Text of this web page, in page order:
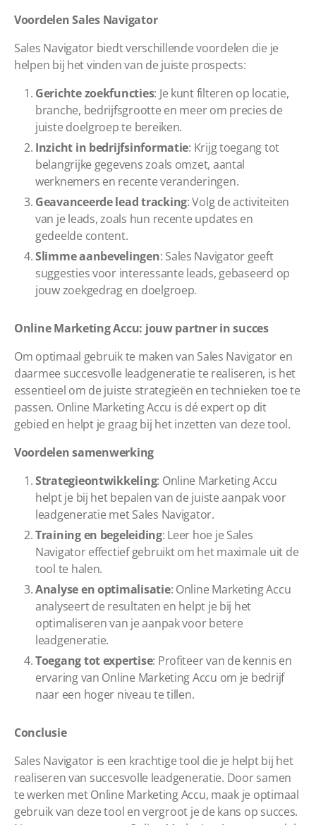
Voordelen Sales Navigator
Sales Navigator biedt verschillende voordelen die je
helpen bij het vinden van de juiste prospects:
Gerichte zoekfuncties: Je kunt filteren op locatie,
branche, bedrijfsgrootte en meer om precies de
juiste doelgroep te bereiken.
Inzicht in bedrijfsinformatie: Krijg toegang tot
belangrijke gegevens zoals omzet, aantal
werknemers en recente veranderingen.
Geavanceerde lead tracking: Volg de activiteiten
van je leads, zoals hun recente updates en
gedeelde content.
Slimme aanbevelingen: Sales Navigator geeft
suggesties voor interessante leads, gebaseerd op
jouw zoekgedrag en doelgroep.
Online Marketing Accu: jouw partner in succes
Om optimaal gebruik te maken van Sales Navigator en
daarmee succesvolle leadgeneratie te realiseren, is het
essentieel om de juiste strategieën en technieken toe te
passen. Online Marketing Accu is dé expert op dit
gebied en helpt je graag bij het inzetten van deze tool.
Voordelen samenwerking
Strategieontwikkeling: Online Marketing Accu
helpt je bij het bepalen van de juiste aanpak voor
leadgeneratie met Sales Navigator.
Training en begeleiding: Leer hoe je Sales
Navigator effectief gebruikt om het maximale uit de
tool te halen.
Analyse en optimalisatie: Online Marketing Accu
analyseert de resultaten en helpt je bij het
optimaliseren van je aanpak voor betere
leadgeneratie.
Toegang tot expertise: Profiteer van de kennis en
ervaring van Online Marketing Accu om je bedrijf
naar een hoger niveau te tillen.
Conclusie
Sales Navigator is een krachtige tool die je helpt bij het
realiseren van succesvolle leadgeneratie. Door samen
te werken met Online Marketing Accu, maak je optimaal
gebruik van deze tool en vergroot je de kans op succes.